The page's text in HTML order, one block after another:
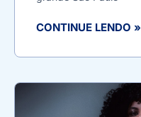
CONTINUE LENDO »